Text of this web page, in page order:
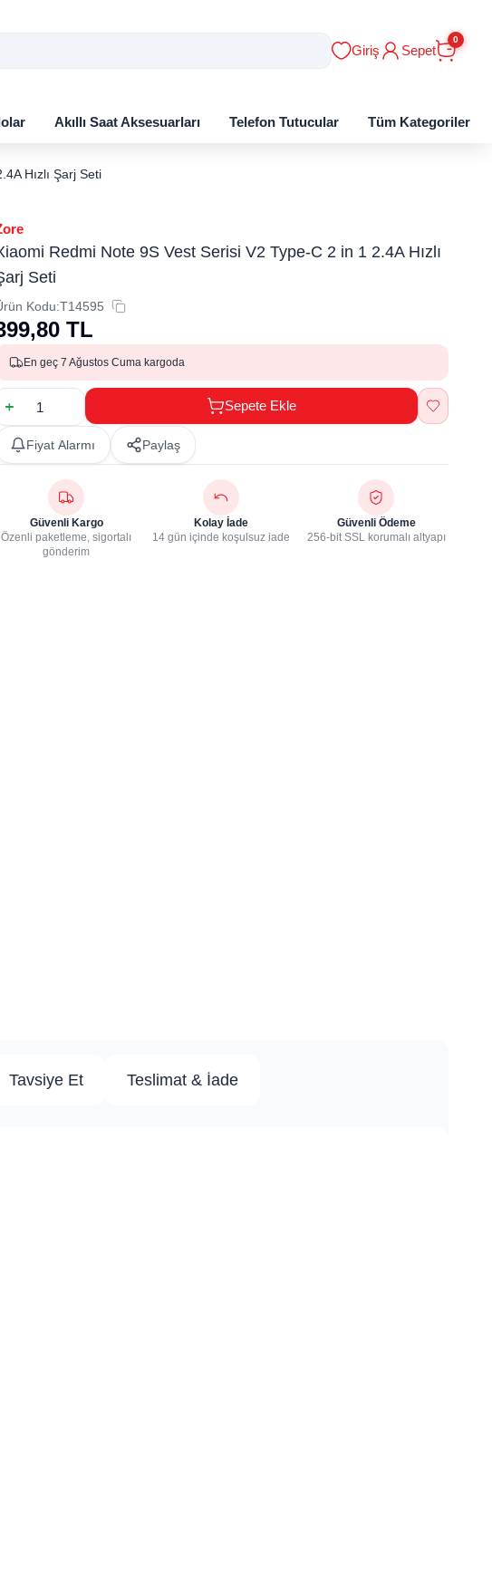
Giriş Sepet
0
Akıllı Saat Aksesuarları Telefon Tutucular Tüm Kategoriler
Hızlı Şarj Seti
Redmi Note 9S Vest Serisi V2 Type-C 2 in 1 2.4A Hızlı
Seti
Kodu:T14595
TL
En geç 7 Ağustos Cuma kargoda
Sepete Ekle
Fiyat Alarmı Paylaş
Güvenli Kargo
Özenli paketleme, sigortalı
gönderim
Kolay İade
14 gün içinde koşulsuz iade
Güvenli Ödeme
256-bit SSL korumalı altyapı
Tavsiye Et Teslimat & İade